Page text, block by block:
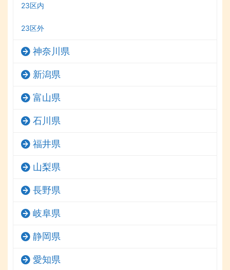
23区内
23区外
神奈川県
新潟県
富山県
石川県
福井県
山梨県
長野県
岐阜県
静岡県
愛知県